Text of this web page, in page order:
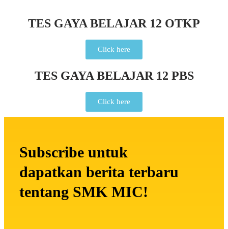
TES GAYA BELAJAR 12 OTKP
Click here
TES GAYA BELAJAR 12 PBS
Click here
Subscribe untuk
dapatkan berita terbaru
tentang SMK MIC!